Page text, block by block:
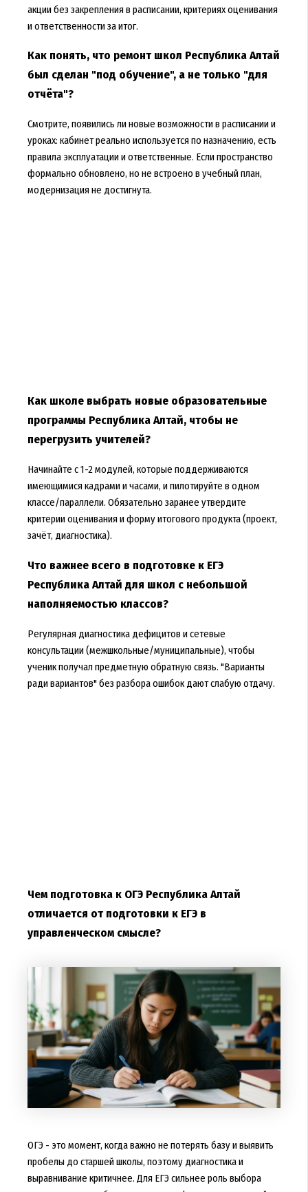
акции без закрепления в расписании, критериях оценивания
и ответственности за итог.
Как понять, что ремонт школ Республика Алтай
был сделан "под обучение", а не только "для
отчёта"?
Смотрите, появились ли новые возможности в расписании и
уроках: кабинет реально используется по назначению, есть
правила эксплуатации и ответственные. Если пространство
формально обновлено, но не встроено в учебный план,
модернизация не достигнута.
Как школе выбрать новые образовательные
программы Республика Алтай, чтобы не
перегрузить учителей?
Начинайте с 1-2 модулей, которые поддерживаются
имеющимися кадрами и часами, и пилотируйте в одном
классе/параллели. Обязательно заранее утвердите
критерии оценивания и форму итогового продукта (проект,
зачёт, диагностика).
Что важнее всего в подготовке к ЕГЭ
Республика Алтай для школ с небольшой
наполняемостью классов?
Регулярная диагностика дефицитов и сетевые
консультации (межшкольные/муниципальные), чтобы
ученик получал предметную обратную связь. "Варианты
ради вариантов" без разбора ошибок дают слабую отдачу.
Чем подготовка к ОГЭ Республика Алтай
отличается от подготовки к ЕГЭ в
управленческом смысле?
ОГЭ - это момент, когда важно не потерять базу и выявить
пробелы до старшей школы, поэтому диагностика и
выравнивание критичнее. Для ЕГЭ сильнее роль выбора